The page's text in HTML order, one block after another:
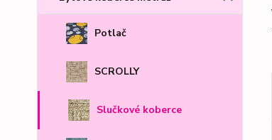
Potlač
SCROLLY
Slučkové koberce